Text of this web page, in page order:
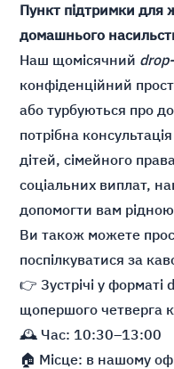
Пункт підтримки для
домашнього
Наш щомісячний
конфіденційний
або турбуються про
потрібна
дітей, сімейного
соціальних виплат,
допомогти вам
Ви також можете
поспілкуватися за
👉 Зустрічі у форматі
щопершого четверга
🕰️ Час: 10:30–13:00
🏠 Місце: в нашому